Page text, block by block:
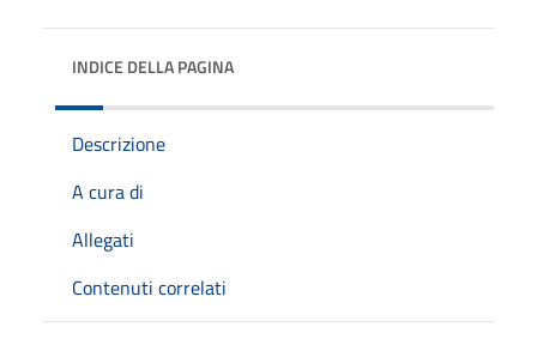
INDICE DELLA PAGINA
Descrizione
A cura di
Allegati
Contenuti correlati